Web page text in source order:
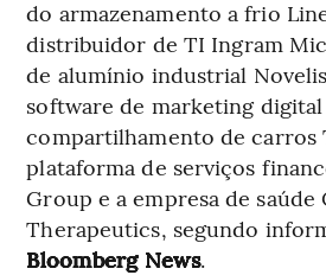
do armazenamento a frio
distribuidor de TI Ingram
de alumínio industrial
software de marketing
compartilhamento de carros
plataforma de serviços
Group e a empresa de
Therapeutics, segundo
Bloomberg News.